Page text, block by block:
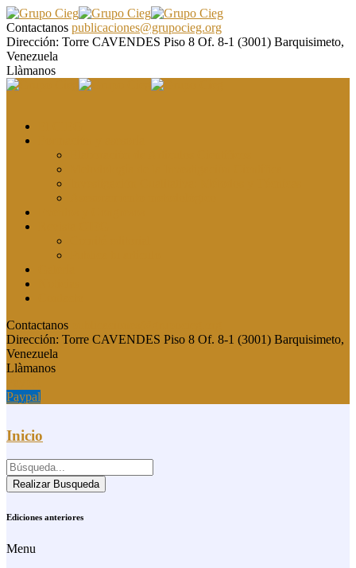
Contactanos publicaciones@grupocieg.org
Dirección: Torre CAVENDES Piso 8 Of. 8-1 (3001) Barquisimeto,
Venezuela
Llàmanos
Contactanos
Dirección: Torre CAVENDES Piso 8 Of. 8-1 (3001) Barquisimeto,
Venezuela
Llàmanos
Paypal
Inicio
Realizar Busqueda
Ediciones anteriores
Menu